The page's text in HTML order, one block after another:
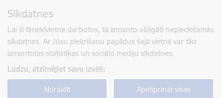
Sīkdatnes
Lai šī tīmekļvietne darbotos, tā izmanto obligāti nepieciešamās
sīkdatnes. Ar Jūsu piekrišanu papildus šajā vietnē var tikt
izmantotas statistikas un sociālo mediju sīkdatnes.
Lūdzu, atzīmējiet savu izvēli:
Noraidīt Apstiprināt visas